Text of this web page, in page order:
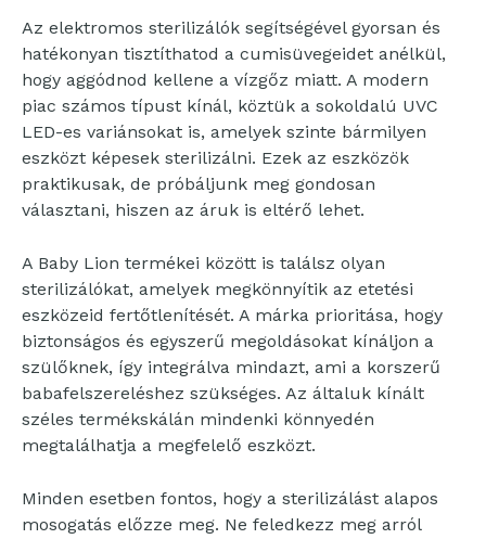
Az elektromos sterilizálók segítségével gyorsan és
hatékonyan tisztíthatod a cumisüvegeidet anélkül,
hogy aggódnod kellene a vízgőz miatt. A modern
piac számos típust kínál, köztük a sokoldalú UVC
LED-es variánsokat is, amelyek szinte bármilyen
eszközt képesek sterilizálni. Ezek az eszközök
praktikusak, de próbáljunk meg gondosan
választani, hiszen az áruk is eltérő lehet.
A Baby Lion termékei között is találsz olyan
sterilizálókat, amelyek megkönnyítik az etetési
eszközeid fertőtlenítését. A márka prioritása, hogy
biztonságos és egyszerű megoldásokat kínáljon a
szülőknek, így integrálva mindazt, ami a korszerű
babafelszereléshez szükséges. Az általuk kínált
széles termékskálán mindenki könnyedén
megtalálhatja a megfelelő eszközt.
Minden esetben fontos, hogy a sterilizálást alapos
mosogatás előzze meg. Ne feledkezz meg arról